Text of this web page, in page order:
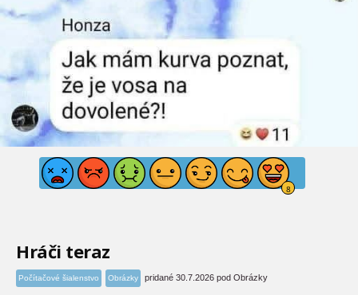
Hráči teraz
Počítačové šialenstvo Obrázky pridané 30.7.2026 pod Obrázky